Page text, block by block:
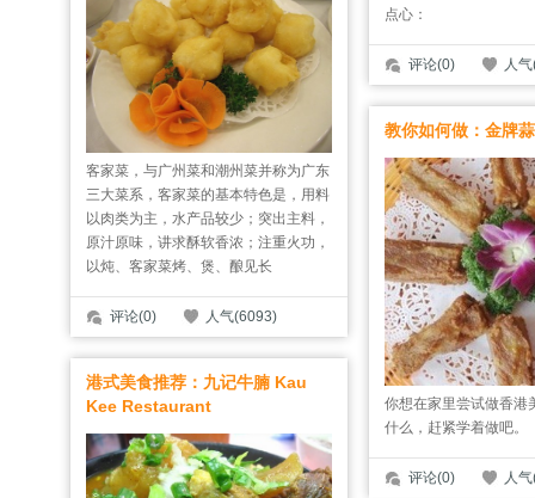
点心：
评论(0) 人
客家菜，与广州菜和潮州菜并称为广东
三大菜系，客家菜的基本特色是，用料
以肉类为主，水产品较少；突出主料，
原汁原味，讲求酥软香浓；注重火功，
以炖、客家菜烤、煲、酿见长
评论(0) 人气(6093)
教你如何做：金牌
你想在家里尝试做香港
什么，赶紧学着做吧。
评论(0) 人
港式美食推荐：九记牛腩 Kau
Kee Restaurant